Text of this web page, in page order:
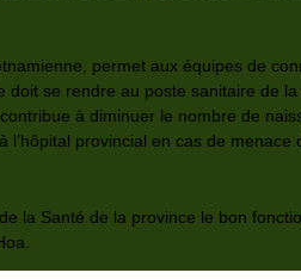
permet aux équipes de
se rendre au poste sanitaire de
à diminuer le nombre de
provincial en cas de menace
la Santé de la province le bon